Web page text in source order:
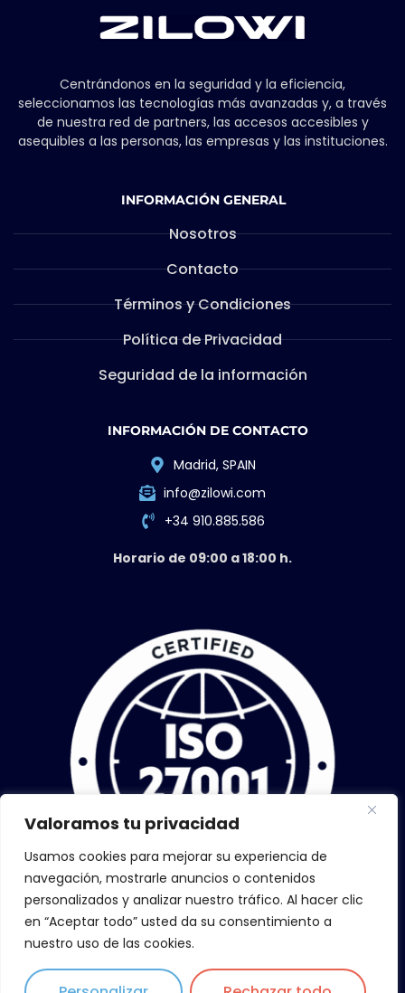
Valoramos tu privacidad
Usamos cookies para mejorar su experiencia de
navegación, mostrarle anuncios o contenidos
personalizados y analizar nuestro tráfico. Al hacer clic
en “Aceptar todo” usted da su consentimiento a
nuestro uso de las cookies.
Centrándonos en la seguridad y la eficiencia,
seleccionamos las tecnologías más avanzadas y, a través
de nuestra red de partners, las accesos accesibles y
asequibles a las personas, las empresas y las instituciones.
INFORMACIÓN GENERAL
Nosotros
Contacto
Términos y Condiciones
Política de Privacidad
Seguridad de la información
INFORMACIÓN DE CONTACTO
Madrid, SPAIN
info@zilowi.com
+34 910.885.586
Horario de 09:00 a 18:00 h.